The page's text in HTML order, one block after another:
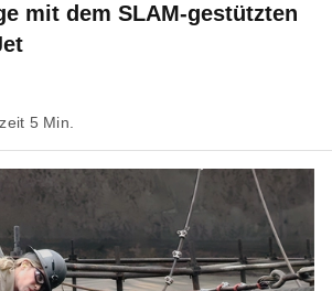
mit dem SLAM-gestützten
5 Min.